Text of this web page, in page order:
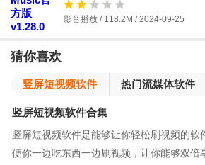
影音播放 / 118.2M / 2024-09-25
猜你喜欢
竖屏短视频软件
合集
热门流媒体软件
竖屏短视频软件合集
竖屏短视频软件是能够让你轻松刷视频的软
便你一边吃东西一边刷视频，让你能够双倍